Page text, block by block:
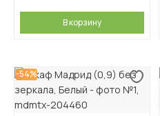
В корзину
-54%